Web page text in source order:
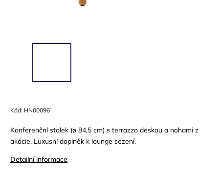
Kód: HN00096
Konferenční stolek (ø 84,5 cm) s terrazzo deskou a nohami z
akácie. Luxusní doplněk k lounge sezení.
Detailní informace